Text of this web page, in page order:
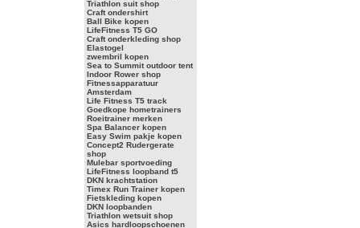
Triathlon suit shop
Craft ondershirt
Ball Bike kopen
LifeFitness T5 GO
Craft onderkleding shop
Elastogel
zwembril kopen
Sea to Summit outdoor tent
Indoor Rower shop
Fitnessapparatuur
Amsterdam
Life Fitness T5 track
Goedkope hometrainers
Roeitrainer merken
Spa Balancer kopen
Easy Swim pakje kopen
Concept2 Rudergerate
shop
Mulebar sportvoeding
LifeFitness loopband t5
DKN krachtstation
Timex Run Trainer kopen
Fietskleding kopen
DKN loopbanden
Triathlon wetsuit shop
Asics hardloopschoenen